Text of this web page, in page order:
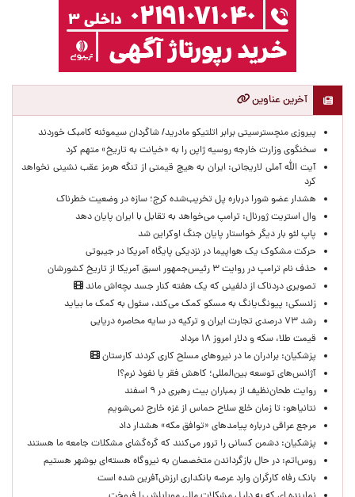
آخرین عناوین
پیروزی منچسترسیتی برابر اتلتیکو مادرید/ شاگردان سیموئنه کامبک خوردند
سخنگوی وزارت خارجه روسیه ژاپن را به «خیانت به تاریخ» متهم کرد
آیت الله آملی لاریجانی: ایران به هیچ قیمتی از تنگه هرمز عقب نشینی نخواهد
کرد
هشدار عضو شورا درباره پل تخریب‌شده کرج؛ سازه در وضعیت خطرناک
وال‌ استریت ژورنال: ترامپ می‌خواهد به تقابل با ایران پایان دهد
پاپ لئو بار دیگر خواستار پایان جنگ اوکراین شد
حرکت مشکوک یک هواپیما در نزدیکی پایگاه آمریکا در جیبوتی
حذف نام ترامپ در روایت ۳ رئیس‌جمهور اسبق آمریکا از تاریخ کشورشان
تصویری دردناک از دلفینی که یک هفته کنار جسد بچه‌اش ماند
زلنسکی: پیونگ‌یانگ به مسکو کمک می‌کند، سئول به کمک ما بیاید
رشد ۷۳ درصدی تجارت ایران و ترکیه در سایه محاصره دریایی
قیمت طلا، سکه و دلار امروز ۱۸ مرداد
پزشکیان: برادران ما در نیروهای مسلح کاری کردند کارستان
آژانس‌های توسعه بین‌المللی؛ کاهش فقر یا نفوذ نرم؟!
روایت طحان‌نظیف از بمباران بیت رهبری در ۹ اسفند
نتانیاهو: تا زمان خلع سلاح حماس از غزه خارج نمی‌شویم
مرجع عراقی درباره پیامدهای «توافق مکه» هشدار داد
پزشکیان: دشمن کسانی را ترور می‌کنند که گره‌گشای مشکلات جامعه ما هستند
روس‌اتم: در حال بازگرداندن متخصصان به نیروگاه هسته‌ای بوشهر هستیم
بانک رفاه کارگران وارد عرصه بانکداری ارزش‌آفرین شده است